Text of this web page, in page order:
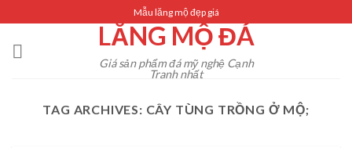
content
Mẫu lăng mộ đẹp giá
LĂNG MỘ ĐÁ
Giá sản phẩm đá mỹ nghệ Cạnh
Tranh nhất
TAG ARCHIVES: CÂY TÙNG TRỒNG Ở MỘ;